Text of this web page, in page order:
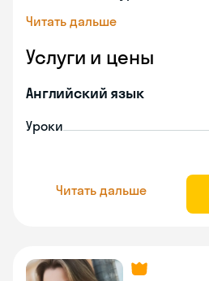
Читать дальше
Услуги и цены
Английский язык
Уроки
Читать дальше